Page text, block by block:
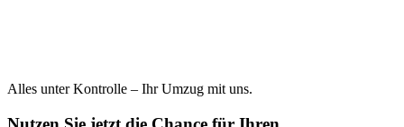
Alles unter Kontrolle – Ihr Umzug mit uns.